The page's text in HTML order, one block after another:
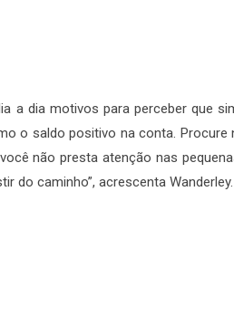
a dia motivos para perceber que
o saldo positivo na conta. Procure
não presta atenção nas
do caminho”, acrescenta Wanderley.